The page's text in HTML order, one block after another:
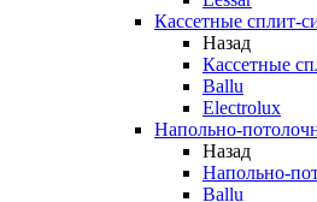
Кассетные сплит-
Назад
Кассетные
Ballu
Electrolux
Напольно-
Назад
Напольно-
Ballu